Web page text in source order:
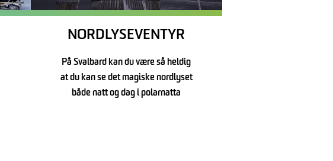
NORDLYSEVENTYR
På Svalbard kan du være så heldig
at du kan se det magiske nordlyset
både natt og dag i polarnatta